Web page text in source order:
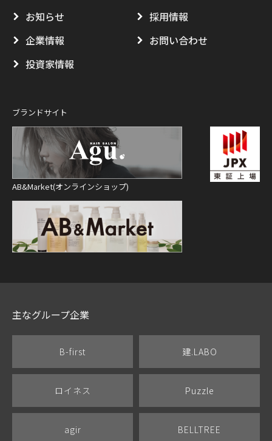
お知らせ
企業情報
投資家情報
採用情報
お問い合わせ
ブランドサイト
AB&Market(オンラインショップ)
主なグループ企業
B-first 建.LABO
ロイネス Puzzle
agir BELLTREE